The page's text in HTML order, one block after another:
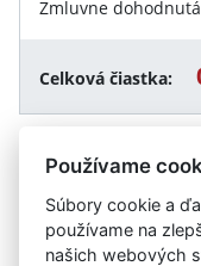
Zmluvne
Celková čiastka:
Používame
Súbory cookie a
používame na
našich webových